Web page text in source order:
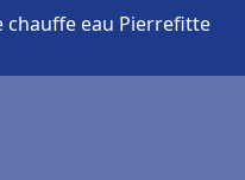
chauffe eau Pierrefitte